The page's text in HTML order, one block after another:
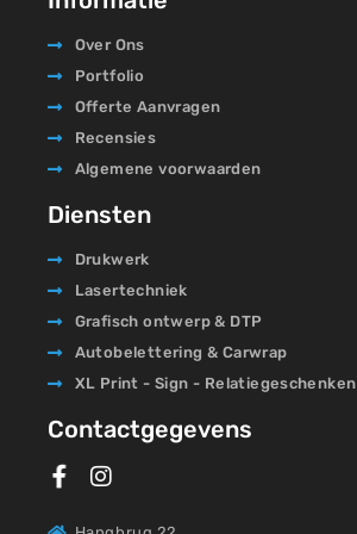
Over Ons
Portfolio
Offerte Aanvragen
Recensies
Algemene voorwaarden
Diensten
Drukwerk
Lasertechniek
Grafisch ontwerp & DTP
Autobelettering & Carwrap
XL Print - Sign - Relatiegeschenken
Contactgegevens